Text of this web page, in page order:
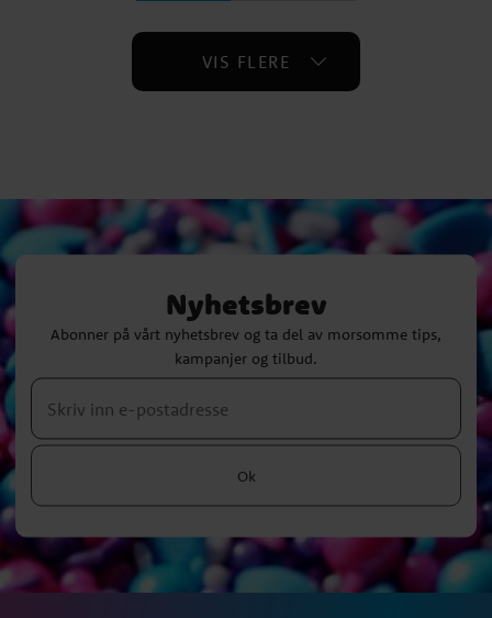
VIS FLERE
Nyhetsbrev
Abonner på vårt nyhetsbrev og ta del av morsomme tips,
kampanjer og tilbud.
Ok